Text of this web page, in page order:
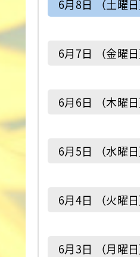
6月8日 （土曜日
6月7日 （金曜日
6月6日 （木曜日
6月5日 （水曜日
6月4日 （火曜日
6月3日 （月曜日